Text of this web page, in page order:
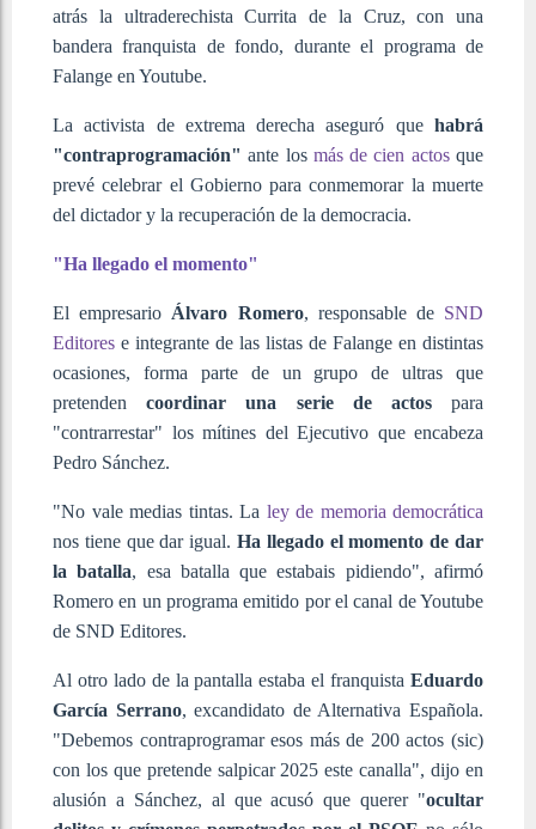
atrás la ultraderechista Currita de la Cruz, con una
bandera franquista de fondo, durante el programa de
Falange en Youtube.
La activista de extrema derecha aseguró que habrá
"contraprogramación" ante los más de cien actosque
prevé celebrar el Gobierno para conmemorar la muerte
del dictador y la recuperación de la democracia.
"Ha llegado el momento"
El empresario Álvaro Romero, responsable de SND
Editores e integrante de las listas de Falange en distintas
ocasiones, forma parte de un grupo de ultras que
pretenden coordinar una serie de actos para
"contrarrestar" los mítines del Ejecutivo que encabeza
Pedro Sánchez.
"No vale medias tintas. La ley de memoria democrática
nos tiene que dar igual. Ha llegado el momento de dar
la batalla, esa batalla que estabais pidiendo", afirmó
Romero en un programa emitido por el canal de Youtube
de SND Editores.
Al otro lado de la pantalla estaba el franquista Eduardo
García Serrano, excandidato de Alternativa Española.
"Debemos contraprogramar esos más de 200 actos (sic)
con los que pretende salpicar 2025 este canalla", dijo en
alusión a Sánchez, al que acusó que querer "ocultar